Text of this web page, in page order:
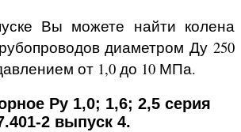
Вы можете найти колена
диаметром Ду 250
от 1,0 до 10 МПа.
Ру 1,0; 1,6; 2,5 серия
2 выпуск 4.